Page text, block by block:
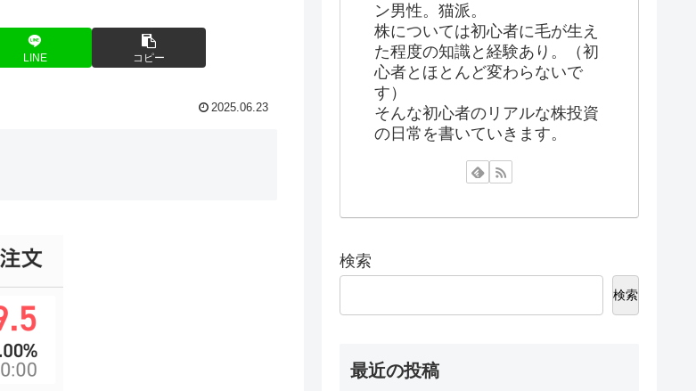
LINE コピー
2025.06.23
ン男性。猫派。
株については初心者に毛が生え
た程度の知識と経験あり。（初
心者とほとんど変わらないで
す）
そんな初心者のリアルな株投資
の日常を書いていきます。
検索
検索
最近の投稿